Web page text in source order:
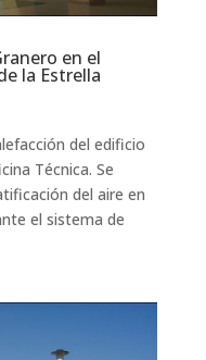
en el
la Estrella
del edificio
Técnica. Se
del aire en
el sistema de